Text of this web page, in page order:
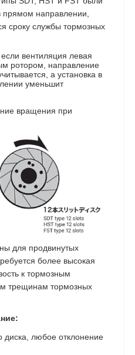
направлении,
сроку службы тормозных
вентиляция левая
ротором, направление
а установка в
уменьшит
вращения при
для продвинутых
более высокая
к тормозным
трещинам тормозных
диска, любое отклонение